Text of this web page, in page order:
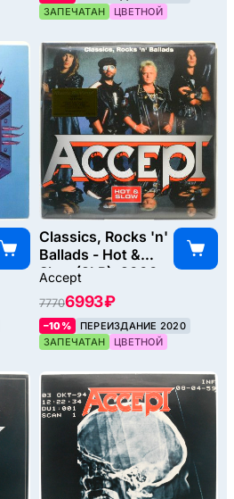
ЗАПЕЧАТАН
ЦВЕТНОЙ
Classics, Rocks 'n'
Ballads - Hot &
Slow (2LP), 2000
Accept
77706993 ₽
–10%
ПЕРЕИЗДАНИЕ 2020
ЗАПЕЧАТАН
ЦВЕТНОЙ